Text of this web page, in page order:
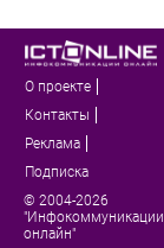
О проекте
Контакты
Реклама
Подписка
© 2004-2026
"Инфокоммуникации
онлайн"